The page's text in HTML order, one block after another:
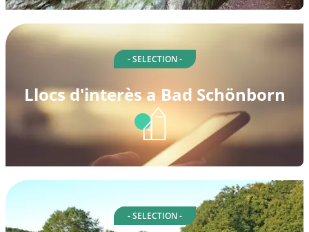
- SELECTION -
Llocs d'interès a Bad Schönborn
- SELECTION -